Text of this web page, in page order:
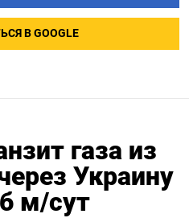
В GOOGLE
газа из
Украину
м/сут